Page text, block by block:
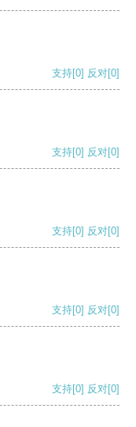
支持[0] 反对[0]
支持[0] 反对[0]
支持[0] 反对[0]
支持[0] 反对[0]
支持[0] 反对[0]